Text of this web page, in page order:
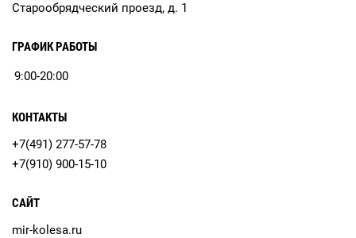
Старообрядческий проезд, д. 1
ГРАФИК РАБОТЫ
9:00-20:00
КОНТАКТЫ
+7(491) 277-57-78
+7(910) 900-15-10
САЙТ
mir-kolesa.ru